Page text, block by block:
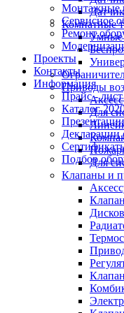
Монтажные
Сервисное
Ремонт
Проекты
Контакты
Информация
Прайс - лист
Каталог
Презентации
Декларации
Подбор
Комнатные
Умные
Приводы
Для
Для
Клапаны и